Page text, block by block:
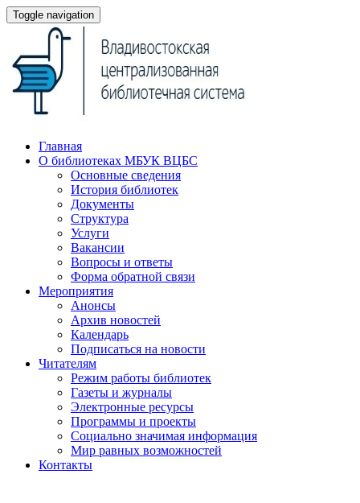
Toggle navigation
Главная
О библиотеках МБУК ВЦБС
Основные сведения
История библиотек
Документы
Структура
Услуги
Вакансии
Вопросы и ответы
Форма обратной связи
Мероприятия
Анонсы
Архив новостей
Календарь
Подписаться на новости
Читателям
Режим работы библиотек
Газеты и журналы
Электронные ресурсы
Программы и проекты
Социально значимая информация
Мир равных возможностей
Контакты